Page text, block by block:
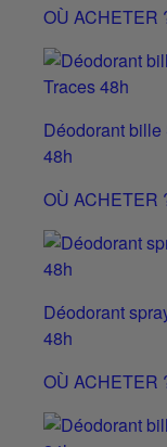
OÙ ACHETER
Déodorant bille
48h
OÙ ACHETER
Déodorant
48h
OÙ ACHETER